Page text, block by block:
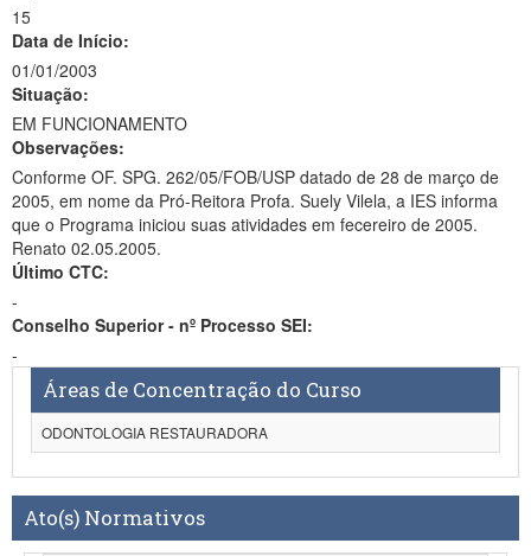
15
Data de Início:
01/01/2003
Situação:
EM FUNCIONAMENTO
Observações:
Conforme OF. SPG. 262/05/FOB/USP datado de 28 de março de
2005, em nome da Pró-Reitora Profa. Suely Vilela, a IES informa
que o Programa iniciou suas atividades em fecereiro de 2005.
Renato 02.05.2005.
Último CTC:
-
Conselho Superior - nº Processo SEI:
-
Áreas de Concentração do Curso
ODONTOLOGIA RESTAURADORA
Ato(s) Normativos